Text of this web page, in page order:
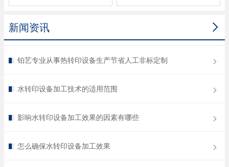

新闻资讯
铂艺专业从事热转印设备生产节省人工非标定制
水转印设备加工技术的适用范围
影响水转印设备加工效果的因素有哪些
怎么确保水转印设备加工效果